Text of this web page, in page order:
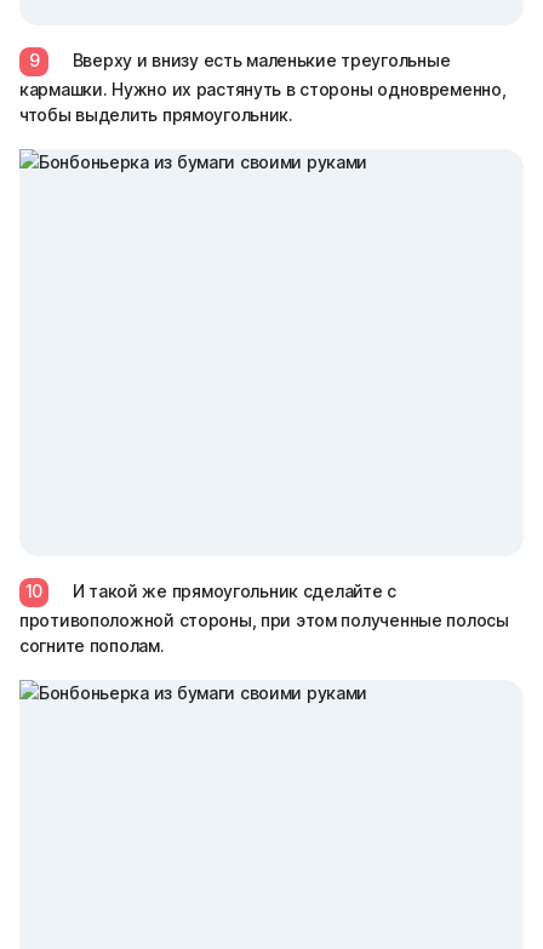
9
Вверху и внизу есть маленькие треугольные
кармашки. Нужно их растянуть в стороны одновременно,
чтобы выделить прямоугольник.
10
И такой же прямоугольник сделайте с
противоположной стороны, при этом полученные полосы
согните пополам.